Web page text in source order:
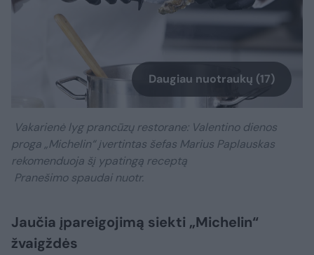
Daugiau nuotraukų (17)
Vakarienė lyg prancūzų restorane: Valentino dienos
proga „Michelin“ įvertintas šefas Marius Paplauskas
rekomenduoja šį ypatingą receptą
Pranešimo spaudai nuotr.
Jaučia įpareigojimą siekti „Michelin“
žvaigždės